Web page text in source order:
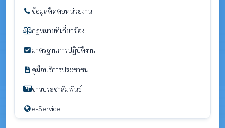
ข้อมูลติดต่อหน่วยงาน
กฎหมายที่เกี่ยวข้อง
มาตรฐานการปฏิบัติงาน
คู่มือบริการประชาชน
ข่าวประชาสัมพันธ์
e-Service